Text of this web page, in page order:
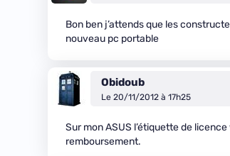
Bon ben j’attends que les
nouveau pc portable
Obidoub
Le 20/11/2012 à 17h25
Sur mon ASUS l’étiquette de
remboursement.